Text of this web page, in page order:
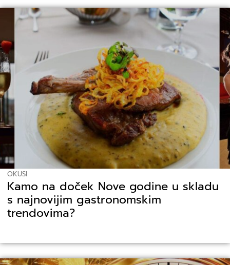
OKUSI
Kamo na doček Nove godine u skladu
s najnovijim gastronomskim
trendovima?